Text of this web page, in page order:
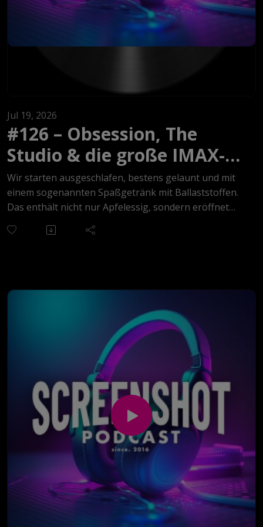
#126 – Obsession, The
Studio & die große IMAX-
Frage
Jul 19, 2026
Wir starten ausgeschlafen, bestens gelaunt und mit
einem sogenannten Spaßgetränk mit Ballaststoffen.
Das enthält nicht nur Apfelessig, sondern eröffnet
Folge: Wie viele Dosen kann man trinken, bevor man
allem davon begeistert, wie selbstverständlich
inzwischen aus der YouTube-Horrorszene echte
Kinofilme entstehen. Gleichzeitig schauen wir auf The
Odyssey, Christopher Nolans gigantische IMAX-
Produktion, sündhaft teures Filmmaterial und die
Frage, wie viel vom großen Kinoerlebnis in Dortmund
überhaupt noch ankommt.
Außerdem reden wir über die One-Shot-Folge von
The Studio, das zunehmend meta werdende Chaos
rund um The White Lotus, unnötige Realverfilmungen
und einen zufällig im Fernsehen entdeckten Fast &
Furious 6, der deutlich älter aussieht, als er eigentlich
sein dürfte. Timon spielt währenddessen wieder Final
Fantasy VII Rebirth und erklärt, warum eine gute
deutsche Synchronisation ein Spiel für ihn sofort